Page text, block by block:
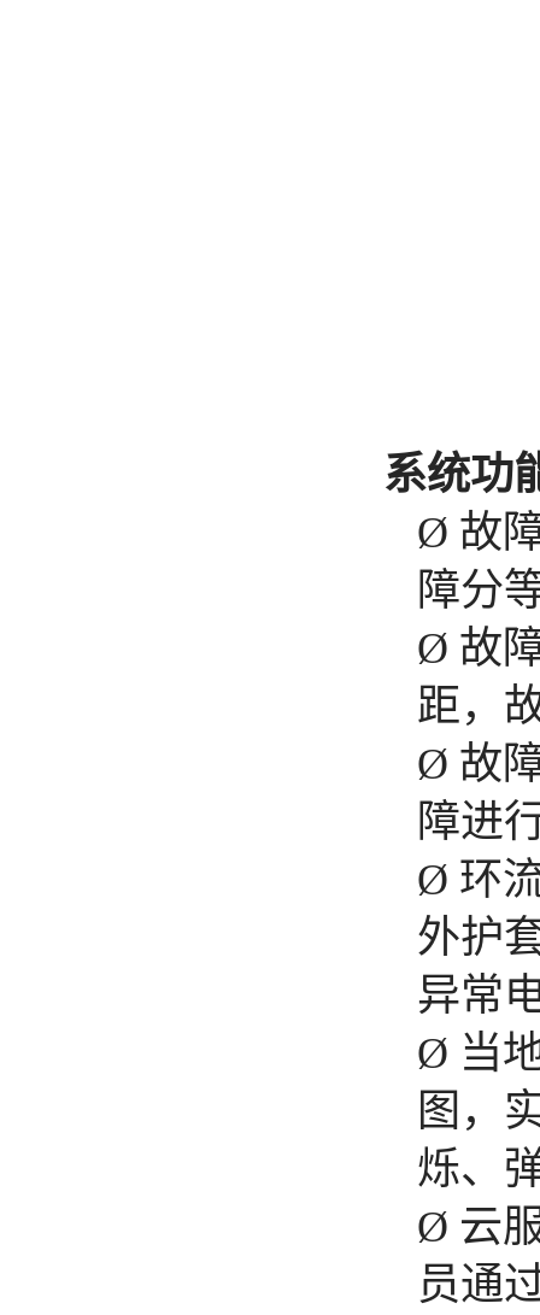
系统功
Ø 故
障分
Ø 故
距，
Ø 故
障进
Ø 环
外护
异常
Ø 当
图，
烁、
Ø 云
员通